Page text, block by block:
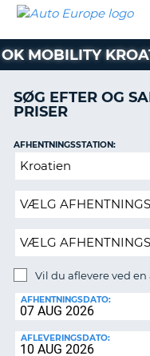
BILUDLEJNING
AUTO
EUROPE
BILUDLEJNING
AUTOCAMPER
LEJE
SUPPORT
MIN
DANMARK
OK MOBILITY
SØG EFTER OG
PRISER
Vil
aflevere
anden
destination?
AFHENTNINGSSTATION:
Vil du aflevere ved
AFHENTNINGSDATO:
AFLEVERINGSDATO: